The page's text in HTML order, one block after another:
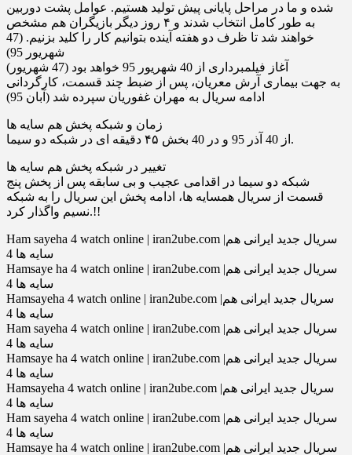
شده و ما در مراحل پایانی پیش تولید هستیم. عوامل پشت دوربین
به طور کامل انتخاب شدند و ۴ روز دیگر بازیگران هم مشخص
خواهند شد تا ظرف دو هفته آینده بتوانیم کار را کلید بزنیم. (47
شهریور 95)
آغاز فیلمبرداری از 40 شهریور 95 خواهد بود (47 شهریور)
به جهت بیماری آرش معریان، پس از ضبط چند قسمت، کارگردانی
ادامه سریال به مهران غفوریان سپرده شد (آبان 95)
زمان و شبکه پخش هم سایه ها
از 40 آذر 95 و در 40 بخش ۴۵ دقیقه ای در شبکه دو سیما.
تغییر در شبکه پخش هم سایه ها
شبكه دو سيما در اقدامی عجيب و بی سابقه پس از پخش پنج
قسمت از سريال همسايه ها، ادامه پخش اين سريال را به شبكه
نسيم واگذار كرد.!!
Ham sayeha 4 watch online | iran2ube.com |سریال جدید ایرانی هم
سایه ها 4
Hamsaye ha 4 watch online | iran2ube.com |سریال جدید ایرانی هم
سایه ها 4
Hamsayeha 4 watch online | iran2ube.com |سریال جدید ایرانی هم
سایه ها 4
Ham sayeha 4 watch online | iran2ube.com |سریال جدید ایرانی هم
سایه ها 4
Hamsaye ha 4 watch online | iran2ube.com |سریال جدید ایرانی هم
سایه ها 4
Hamsayeha 4 watch online | iran2ube.com |سریال جدید ایرانی هم
سایه ها 4
Ham sayeha 4 watch online | iran2ube.com |سریال جدید ایرانی هم
سایه ها 4
Hamsaye ha 4 watch online | iran2ube.com |سریال جدید ایرانی هم